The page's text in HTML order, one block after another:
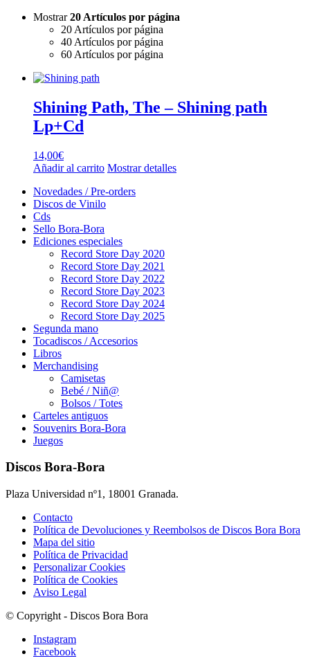
Mostrar20 Artículos por página
20 Artículos por página
40 Artículos por página
60 Artículos por página
Shining Path, The – Shining path
Lp+Cd
14,00€
Añadir al carrito Mostrar detalles
Novedades / Pre-orders
Discos de Vinilo
Cds
Sello Bora-Bora
Ediciones especiales
Record Store Day 2020
Record Store Day 2021
Record Store Day 2022
Record Store Day 2023
Record Store Day 2024
Record Store Day 2025
Segunda mano
Tocadiscos / Accesorios
Libros
Merchandising
Camisetas
Bebé / Niñ@
Bolsos / Totes
Carteles antiguos
Souvenirs Bora-Bora
Juegos
Discos Bora-Bora
Plaza Universidad nº1, 18001 Granada.
Contacto
Política de Devoluciones y Reembolsos de Discos Bora Bora
Mapa del sitio
Política de Privacidad
Personalizar Cookies
Política de Cookies
Aviso Legal
© Copyright - Discos Bora Bora
Instagram
Facebook